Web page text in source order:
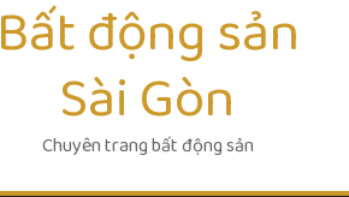
Bất động sản
Sài Gòn
Chuyên trang bất động sản